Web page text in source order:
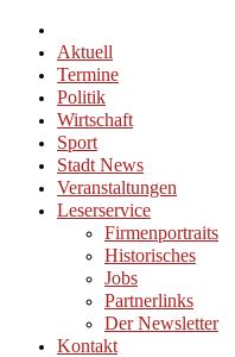
Aktuell
Termine
Politik
Wirtschaft
Sport
Stadt News
Veranstaltungen
Leserservice
Firmenportraits
Historisches
Jobs
Partnerlinks
Der Newsletter
Kontakt